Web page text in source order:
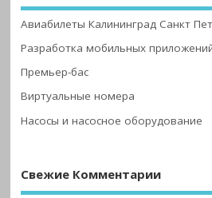
Авиабилеты Калининград Санкт
Разработка мобильных
Премьер-бас
Виртуальные номера
Насосы и насосное оборудование
Свежие Комментарии